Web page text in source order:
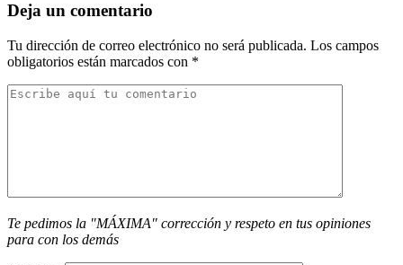
Deja un comentario
Tu dirección de correo electrónico no será publicada. Los campos
obligatorios están marcados con *
Te pedimos la "MÁXIMA" corrección y respeto en tus opiniones
para con los demás